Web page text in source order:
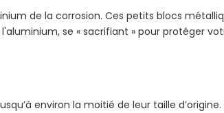
de la corrosion. Ces petits blocs
se « sacrifiant » pour protéger
environ la moitié de leur taille